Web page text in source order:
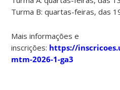
Turma B: quartas-feiras, das
Mais informações e
inscrições: https://
mtm-2026-1-ga3